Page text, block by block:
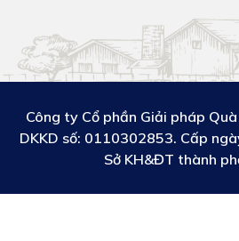
Công ty Cổ phần Giải pháp
DKKD số: 0110302853. Cấp
Sở KH&ĐT thành